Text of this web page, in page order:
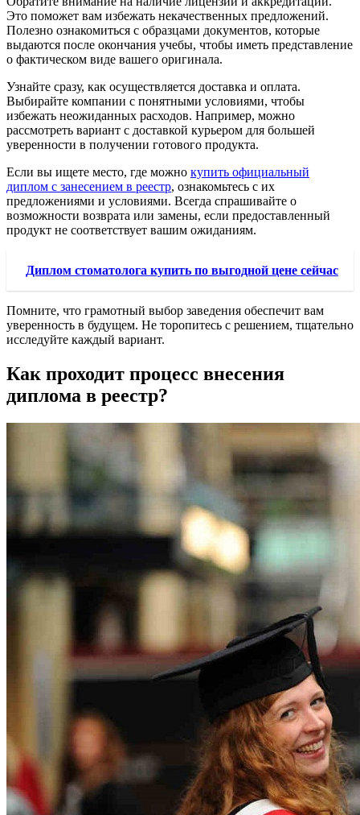
Это поможет вам избежать некачественных предложений.
Полезно ознакомиться с образцами документов, которые
выдаются после окончания учебы, чтобы иметь представление
о фактическом виде вашего оригинала.
Узнайте сразу, как осуществляется доставка и оплата.
Выбирайте компании с понятными условиями, чтобы
избежать неожиданных расходов. Например, можно
рассмотреть вариант с доставкой курьером для большей
уверенности в получении готового продукта.
Если вы ищете место, где можно купить официальный
диплом с занесением в реестр, ознакомьтесь с их
предложениями и условиями. Всегда спрашивайте о
возможности возврата или замены, если предоставленный
продукт не соответствует вашим ожиданиям.
Диплом стоматолога купить по выгодной цене сейчас
Помните, что грамотный выбор заведения обеспечит вам
уверенность в будущем. Не торопитесь с решением, тщательно
исследуйте каждый вариант.
Как проходит процесс внесения
диплома в реестр?